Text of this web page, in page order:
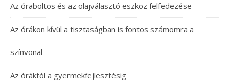
Az óraboltos és az olajválasztó eszköz felfedezése
Az órákon kívül a tisztaságban is fontos számomra a
színvonal
Az óráktól a gyermekfejlesztésig